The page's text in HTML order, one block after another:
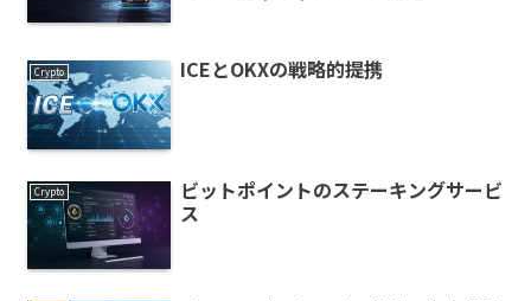
Crypto ICEとOKXの戦略的提携
Crypto
ビットポイントのステーキングサービ
ス